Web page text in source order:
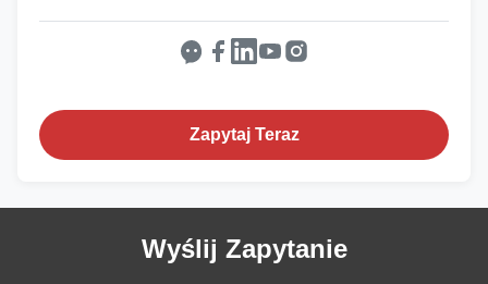
Zapytaj Teraz
Wyślij Zapytanie